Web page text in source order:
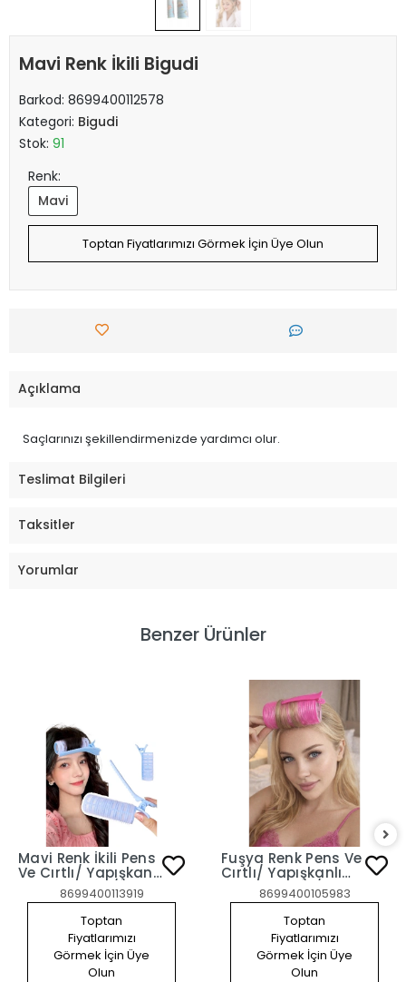
Mavi Renk İkili Bigudi
Barkod: 8699400112578
Kategori: Bigudi
Stok: 91
Renk:
Mavi
Toptan Fiyatlarımızı Görmek İçin Üye Olun
Açıklama
Saçlarınızı şekillendirmenizde yardımcı olur.
Teslimat Bilgileri
Taksitler
Yorumlar
Benzer Ürünler
Mavi Renk İkili Pens
Ve Cırtlı/ Yapışkanlı
Saç Bigudisi /Orta
Boy
8699400113919
Toptan
Fiyatlarımızı
Görmek İçin Üye
Olun
Fuşya Renk Pens Ve
Cırtlı/ Yapışkanlı
Saç Bigudisi /Orta
Boy
8699400105983
Toptan
Fiyatlarımızı
Görmek İçin Üye
Olun